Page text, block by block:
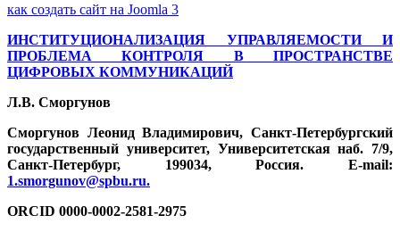
как создать сайт на Joomla 3
ИНСТИТУЦИОНАЛИЗАЦИЯ УПРАВЛЯЕМОСТИ И
ПРОБЛЕМА КОНТРОЛЯ В ПРОСТРАНСТВЕ
ЦИФРОВЫХ КОММУНИКАЦИЙ
Л.В. Сморгунов
Сморгунов Леонид Владимирович, Санкт-Петербургский
государственный университет, Университетская наб. 7/9,
Санкт-Петербург, 199034, Россия. E-mail:
1.smorgunov@spbu.ru.
ORCID 0000-0002-2581-2975